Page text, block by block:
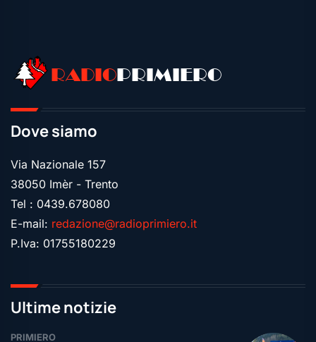
RADIOPRIMIERO
Dove siamo
Via Nazionale 157
38050 Imèr - Trento
Tel : 0439.678080
E-mail: redazione@radioprimiero.it
P.Iva: 01755180229
Ultime notizie
PRIMIERO